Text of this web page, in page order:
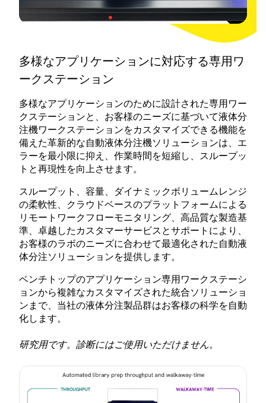
多様なアプリケーションに対応する専用ワ
ークステーション
多様なアプリケーションのために設計された専用ワー
クステーションと、お客様のニーズに基づいて液体分
注機ワークステーションをカスタマイズできる機能を
備えた革新的な自動液体分注機ソリューションは、エ
ラーを最小限に抑え、作業時間を短縮し、スループッ
トと再現性を向上させます。
スループット、容量、ダイナミックボリュームレンジ
の柔軟性、クラウドベースのプラットフォームによる
リモートワークフローモニタリング、高品質な製造基
準、卓越したカスタマーサービスとサポートにより、
お客様のラボのニーズに合わせて最適化された自動液
体分注ソリューションを提供します。
ベンチトップのアプリケーション専用ワークステーシ
ョンから複雑なカスタマイズされた統合ソリューショ
ンまで、当社の液体分注製品群はお客様の科学を自動
化します。
研究用です。診断にはご使用いただけません。